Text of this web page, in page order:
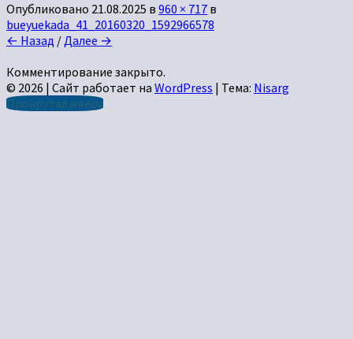
Опубликовано 21.08.2025 в 960 × 717 в
bueyuekada_41_20160320_1592966578
← Назад /Далее →
Комментирование закрыто.
© 2026 | Сайт работает на WordPress | Тема: Nisarg
Прокрутка вверх